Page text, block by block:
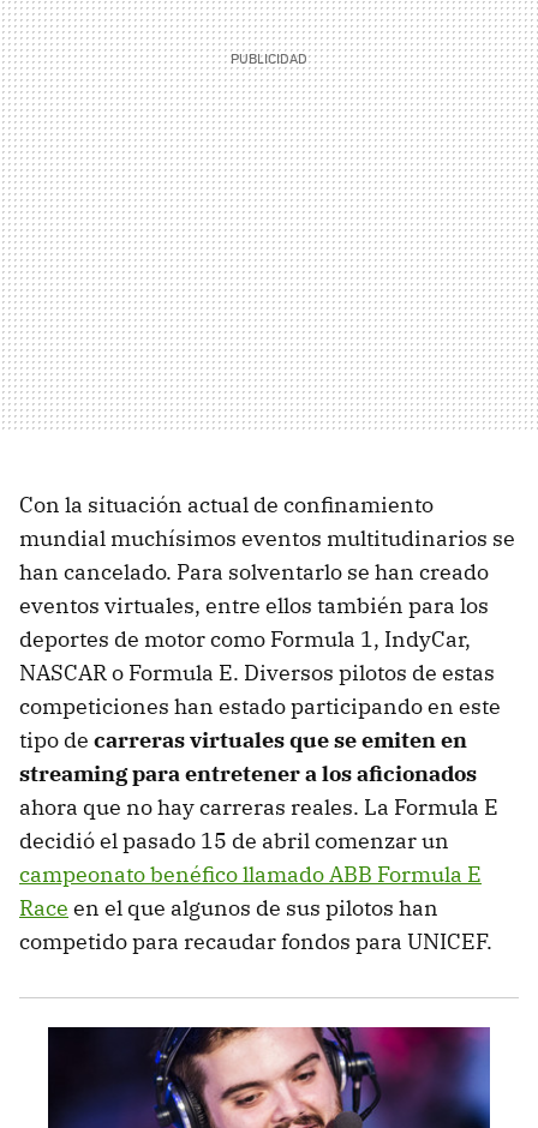
Con la situación actual de confinamiento
mundial muchísimos eventos multitudinarios se
han cancelado. Para solventarlo se han creado
eventos virtuales, entre ellos también para los
deportes de motor como Formula 1, IndyCar,
NASCAR o Formula E. Diversos pilotos de estas
competiciones han estado participando en este
tipo de carreras virtuales que se emiten en
streaming para entretener a los aficionados
ahora que no hay carreras reales. La Formula E
decidió el pasado 15 de abril comenzar un
campeonato benéfico llamado ABB Formula E
Race en el que algunos de sus pilotos han
competido para recaudar fondos para UNICEF.